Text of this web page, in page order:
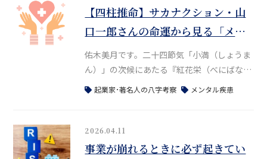
【四柱推命】サカナクション・山
口一郎さんの命運から見る「メン
タル疾患」との向き合い方
佑木美月です。二十四節気「小満（しょうま
ん）」の次候にあたる『紅花栄（べにばなさ
かう）』の時期に入りました。今日は、サカ
ていきたいと思います。先日の「四柱推命ア
ドバンストコース講座」で解説した、メンタ
起業家･著名人の八字考察 メンタル疾患
2026.04.11
事業が崩れるときに必ず起きてい